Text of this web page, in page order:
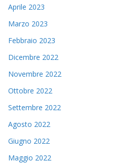
Aprile 2023
Marzo 2023
Febbraio 2023
Dicembre 2022
Novembre 2022
Ottobre 2022
Settembre 2022
Agosto 2022
Giugno 2022
Maggio 2022